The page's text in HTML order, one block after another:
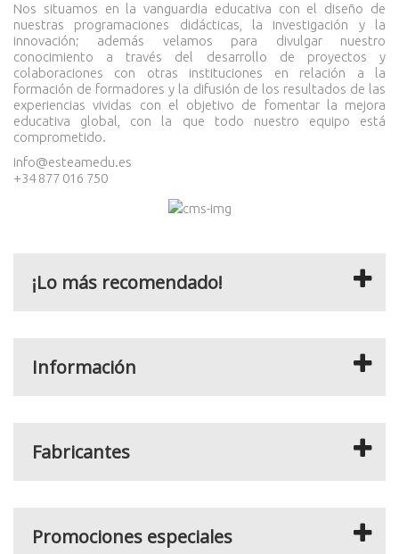
Nos situamos en la vanguardia educativa con el diseño de
nuestras programaciones didácticas, la investigación y la
innovación; además velamos para divulgar nuestro
conocimiento a través del desarrollo de proyectos y
colaboraciones con otras instituciones en relación a la
formación de formadores y la difusión de los resultados de las
experiencias vividas con el objetivo de fomentar la mejora
educativa global, con la que todo nuestro equipo está
comprometido.
info@esteamedu.es
+34 877 016 750
¡Lo más recomendado!
Información
Fabricantes
Promociones especiales